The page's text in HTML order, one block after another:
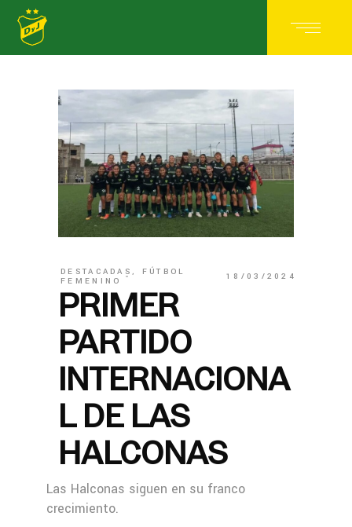
DESTACADAS, FÚTBOL
FEMENINO
18/03/2024
PRIMER
PARTIDO
INTERNACIONA
L DE LAS
HALCONAS
Las Halconas siguen en su franco
crecimiento.